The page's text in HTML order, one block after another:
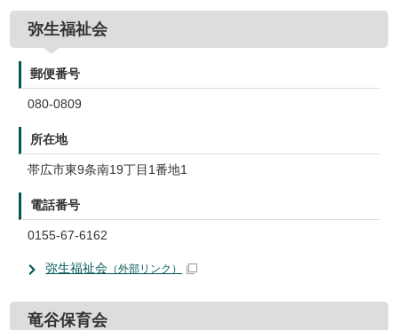
弥生福祉会
郵便番号
080-0809
所在地
帯広市東9条南19丁目1番地1
電話番号
0155-67-6162
弥生福祉会 （外部リンク）
竜谷保育会